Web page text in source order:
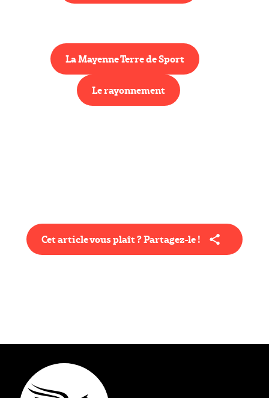
La Mayenne Terre de Sport
Le rayonnement
Cet article vous plaît ? Partagez-le !